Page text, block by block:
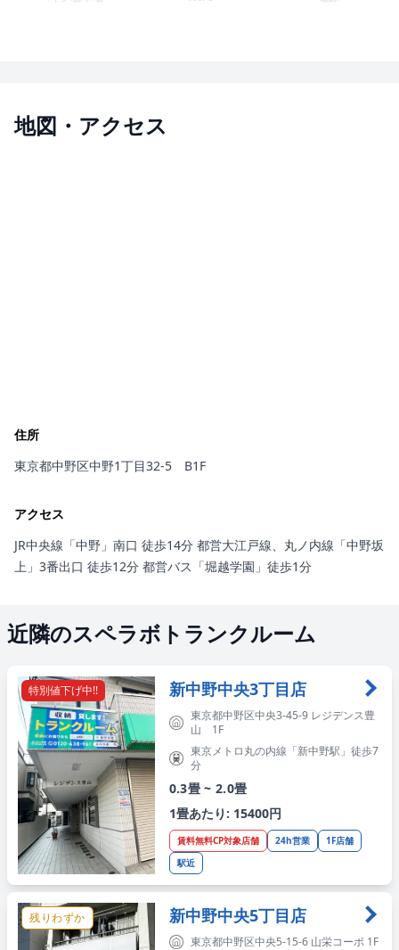
地図・アクセス
住所
東京都中野区中野1丁目32-5 B1F
アクセス
JR中央線「中野」南口 徒歩14分 都営大江戸線、丸ノ内線「中野坂
上」3番出口 徒歩12分 都営バス「堀越学園」徒歩1分
近隣のスペラボトランクルーム
特別値下げ中!! 新中野中央3丁目店
東京都中野区中央3-45-9 レジデンス豊
山 1F
東京メトロ丸の内線「新中野駅」徒歩7
分
0.3畳 ~ 2.0畳
1畳あたり: 15400円
賃料無料CP対象店舗 24h営業
1F店舗
駅近
残りわずか 新中野中央5丁目店
東京都中野区中央5-15-6 山栄コーポ 1F